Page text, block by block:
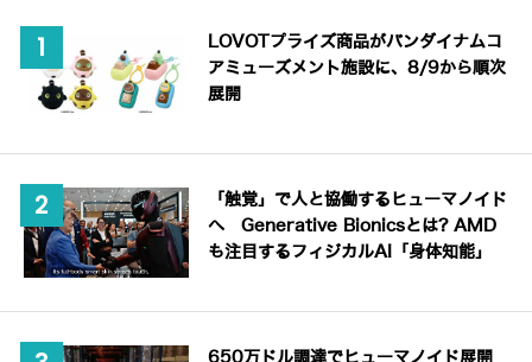
LOVOTプライズ商品がバンダイナムコ
アミューズメント施設に、8/9から順次
展開
「触覚」で人と協働するヒューマノイド
へ Generative Bionicsとは? AMD
も注目するフィジカルAI「身体知能」
650万ドル調達でヒューマノイド展開